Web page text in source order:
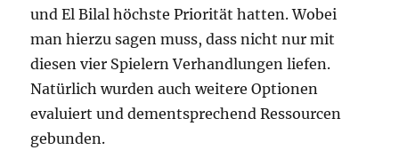
und El Bilal höchste Priorität hatten. Wobei
man hierzu sagen muss, dass nicht nur mit
diesen vier Spielern Verhandlungen liefen.
Natürlich wurden auch weitere Optionen
evaluiert und dementsprechend Ressourcen
gebunden.